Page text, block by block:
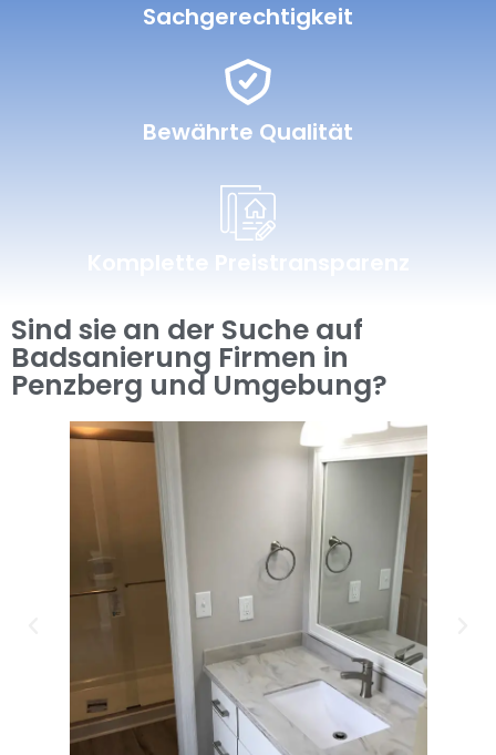
Sachgerechtigkeit
Bewährte Qualität
Komplette Preistransparenz
Sind sie an der Suche auf
Badsanierung Firmen in
Penzberg und Umgebung?